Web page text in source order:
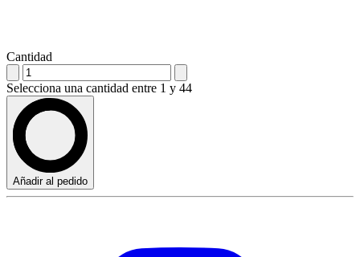
Cantidad
Selecciona una cantidad entre 1 y 44
Añadir al pedido